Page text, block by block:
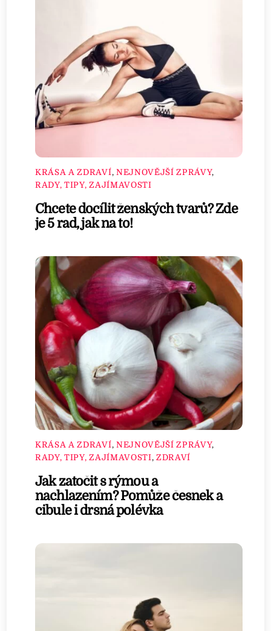
KRÁSA A ZDRAVÍ, NEJNOVĚJŠÍ ZPRÁVY,
RADY, TIPY, ZAJÍMAVOSTI
Chcete docílit ženských tvarů? Zde
je 5 rad, jak na to!
KRÁSA A ZDRAVÍ, NEJNOVĚJŠÍ ZPRÁVY,
RADY, TIPY, ZAJÍMAVOSTI, ZDRAVÍ
Jak zatočit s rýmou a
nachlazením? Pomůže česnek a
cibule i drsná polévka